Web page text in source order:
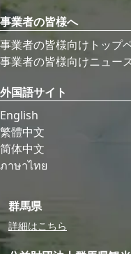
事業者の皆様へ
事業者の皆様向けトップ
事業者の皆様向けニュー
外国語サイト
English
繁體中文
简体中文
ภาษาไทย
群馬県
詳細はこちら